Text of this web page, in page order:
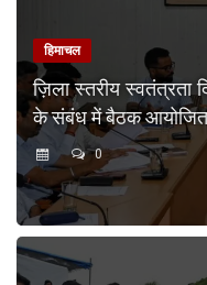
हिमाचल
ज़िला स्तरीय स्वतंत्रता
के संबंध में बैठक आयोजित
0